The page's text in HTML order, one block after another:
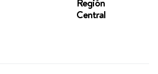
Región
Central